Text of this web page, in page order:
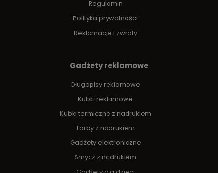
Regulamin
Polityka prywatności
Reklamacje i zwroty
Gadżety reklamowe
Długopisy reklamowe
Kubki reklamowe
Kubki termiczne z nadrukiem
Torby z nadrukiem
Gadżety elektroniczne
Smycz z nadrukiem